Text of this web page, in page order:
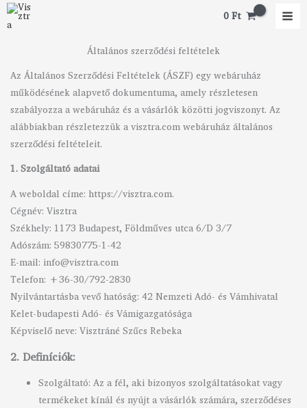
Skip
to
0Ft
Általános szerződési feltételek
Az Általános Szerződési Feltételek (ÁSZF) egy webáruház
működésének alapvető dokumentuma, amely részletesen
szabályozza a webáruház és a vásárlók közötti jogviszonyt. Az
alábbiakban részletezzük a visztra.com webáruház általános
szerződési feltételeit.
1. Szolgáltató adatai
A weboldal címe: https://visztra.com.
Cégnév: Visztra
Székhely: 1173 Budapest, Földműves utca 6/D 3/7
Adószám: 59830775-1-42
E-mail: info@visztra.com
Telefon: +36-30/792-2830
Nyilvántartásba vevő hatóság: 42 Nemzeti Adó- és Vámhivatal
Kelet-budapesti Adó- és Vámigazgatósága
Képviselő neve: Visztráné Szűcs Rebeka
2. Definíciók:
Szolgáltató: Az a fél, aki bizonyos szolgáltatásokat vagy
termékeket kínál és nyújt a vásárlók számára, szerződéses